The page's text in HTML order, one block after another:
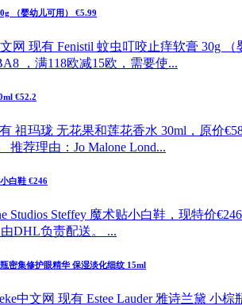
（婴幼儿可用） €5.99
网 现有 Fenistil 蚊虫叮咬止痒软膏 30g
，满118欧减15欧，需要使...
€52.2
祖玛珑 无花果和莲花香水 30ml，原价
推荐理由：Jo Malone Lond...
白鞋 €246
Studios Steffey 魔术贴小白鞋，现特价
DHL负责配送。 ...
密集修护眼精华 保湿淡化细纹 15ml
中文网 现有 Estee Lauder 雅诗兰黛 小